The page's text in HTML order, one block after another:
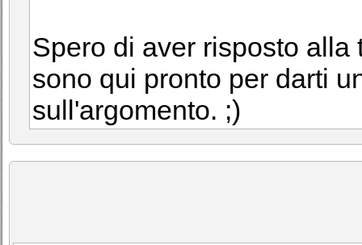
Spero di aver risposto
sono qui pronto per darti
sull'argomento. ;)